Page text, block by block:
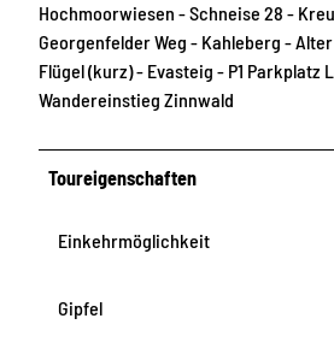
Hochmoorwiesen - Schneise 28 -
Georgenfelder Weg - Kahleberg -
Flügel (kurz) - Evasteig - P1 Parkplatz
Wandereinstieg Zinnwald
Toureigenschaften
Einkehrmöglichkeit
Gipfel